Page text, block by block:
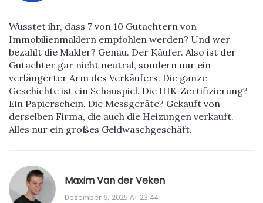
Wusstet ihr, dass 7 von 10 Gutachtern von
Immobilienmaklern empfohlen werden? Und wer
bezahlt die Makler? Genau. Der Käufer. Also ist der
Gutachter gar nicht neutral, sondern nur ein
verlängerter Arm des Verkäufers. Die ganze
Geschichte ist ein Schauspiel. Die IHK-Zertifizierung?
Ein Papierschein. Die Messgeräte? Gekauft von
derselben Firma, die auch die Heizungen verkauft.
Alles nur ein großes Geldwaschgeschäft.
Maxim Van der Veken
Dezember 6, 2025 AT 23:44